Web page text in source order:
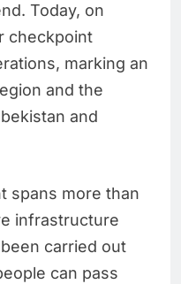
Today, on
checkpoint
marking an
and the
and
spans more than
infrastructure
carried out
can pass